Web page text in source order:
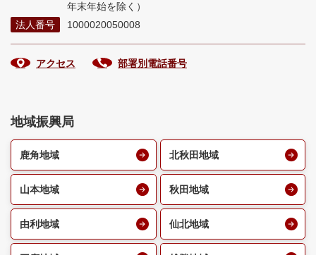
年末年始を除く）
法人番号
1000020050008
アクセス 部署別電話番号
地域振興局
鹿角地域 北秋田地域
山本地域 秋田地域
由利地域 仙北地域